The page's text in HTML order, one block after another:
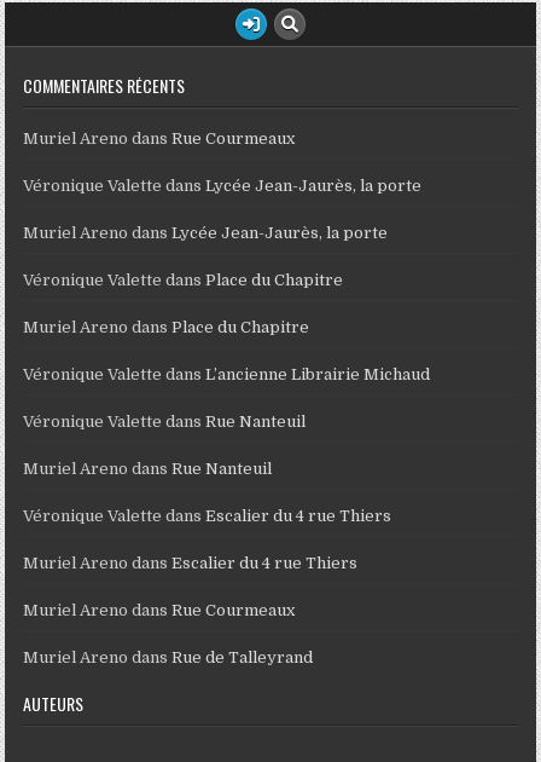
COMMENTAIRES RÉCENTS
Muriel Areno dansRue Courmeaux
Véronique Valette dansLycée Jean-Jaurès, la porte
Muriel Areno dansLycée Jean-Jaurès, la porte
Véronique Valette dansPlace du Chapitre
Muriel Areno dansPlace du Chapitre
Véronique Valette dansL’ancienne Librairie Michaud
Véronique Valette dansRue Nanteuil
Muriel Areno dansRue Nanteuil
Véronique Valette dansEscalier du 4 rue Thiers
Muriel Areno dansEscalier du 4 rue Thiers
Muriel Areno dansRue Courmeaux
Muriel Areno dansRue de Talleyrand
AUTEURS